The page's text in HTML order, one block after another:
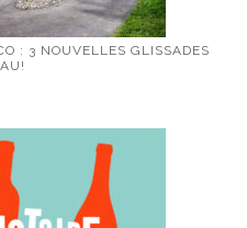
: 3 NOUVELLES GLISSADES